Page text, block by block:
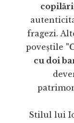
fragezi.
poveștile
cu doi
Stilul lui